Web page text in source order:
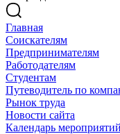
Главная
Соискателям
Предпринимателям
Работодателям
Студентам
Путеводитель по
Рынок труда
Новости сайта
Календарь мероприятий